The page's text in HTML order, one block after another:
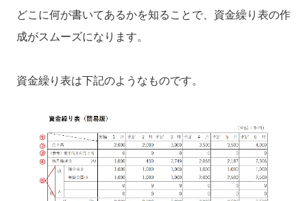
どこに何が書いてあるかを知ることで、資金繰り表の作
成がスムーズになります。
資金繰り表は下記のようなものです。